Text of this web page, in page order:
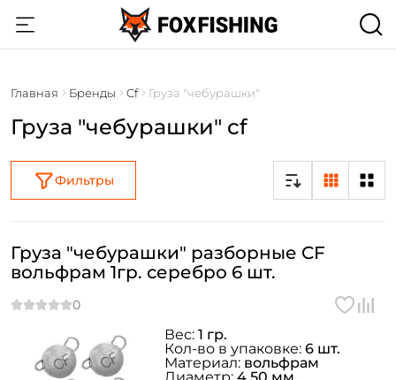
Главная Бренды Cf Груза "чебурашки"
Груза "чебурашки" cf
Фильтры
Груза "чебурашки" разборные CF
вольфрам 1гр. серебро 6 шт.
Вес: 1 гр.
Кол-во в упаковке: 6 шт.
Материал: вольфрам